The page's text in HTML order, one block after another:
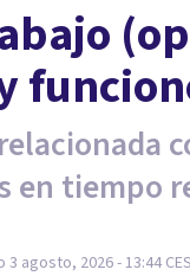
en tiempo
3 agosto, 2026 - 13:44